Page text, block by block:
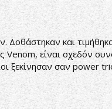
και
είναι σχεδόν
ξεκίνησαν σαν